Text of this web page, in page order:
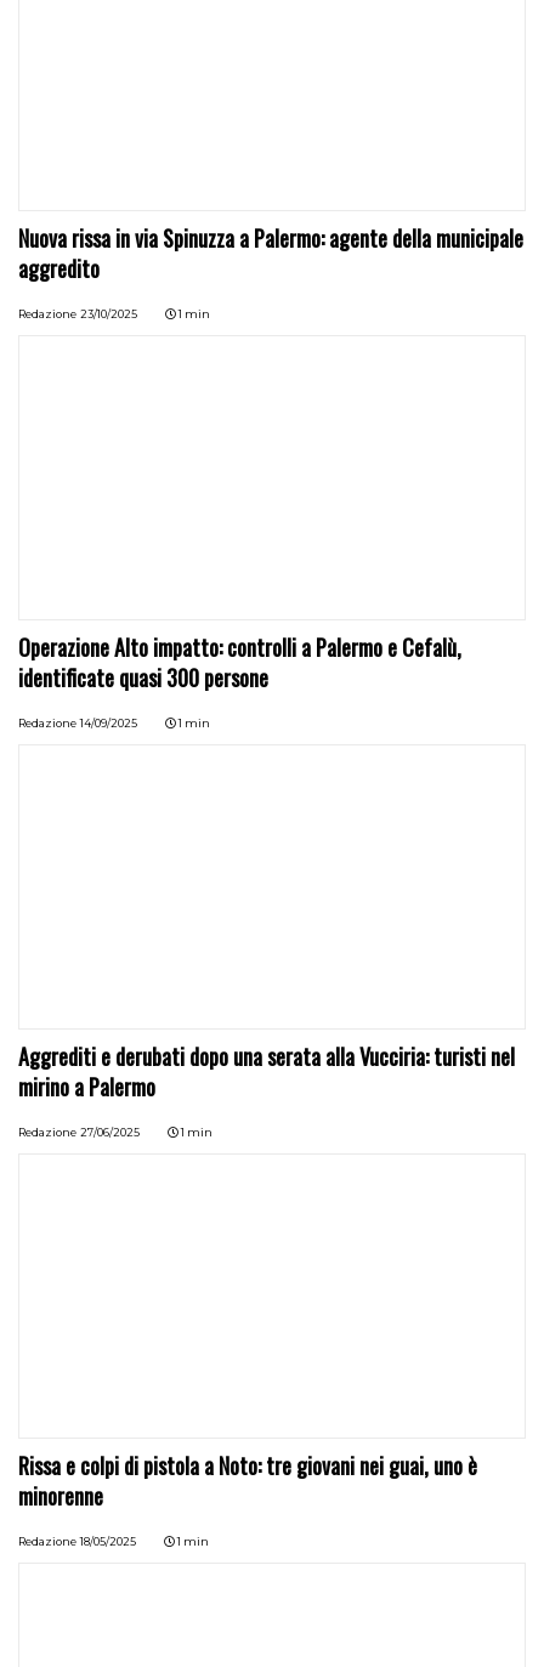
Nuova rissa in via Spinuzza a Palermo: agente della municipale
aggredito
Redazione 23/10/2025 1 min
Operazione Alto impatto: controlli a Palermo e Cefalù,
identificate quasi 300 persone
Redazione 14/09/2025 1 min
Aggrediti e derubati dopo una serata alla Vucciria: turisti nel
mirino a Palermo
Redazione 27/06/2025 1 min
Rissa e colpi di pistola a Noto: tre giovani nei guai, uno è
minorenne
Redazione 18/05/2025 1 min